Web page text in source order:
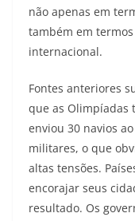
não apenas em
também em
internacional.
Fontes anteriores
que as Olimpíadas
enviou 30 navios
militares, o que
altas tensões.
encorajar seus
resultado. Os